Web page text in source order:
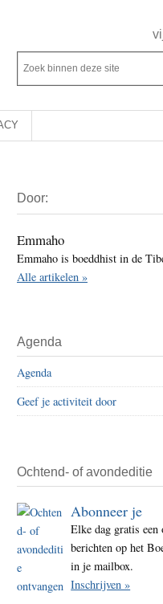
Rechts
Z
o
e
k
d
e
z
e
s
t
e
Z
o
k
b
n
n
d
e
s
i
t
e
Sidebar
Door:
Emmaho
Emmaho is boeddhist in de
Alle artikelen »
Agenda
Agenda
Geef je activiteit door
Ochtend- of avondeditie
Abonneer je
Elke dag gratis een
berichten op het
in je mailbox.
Inschrijven »